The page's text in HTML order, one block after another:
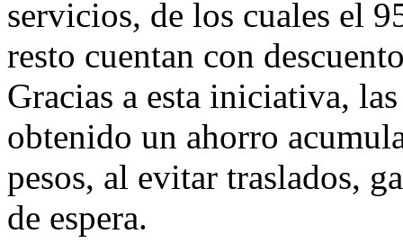
servicios, de los cuales el
resto cuentan con
Gracias a esta iniciativa,
obtenido un ahorro
pesos, al evitar traslados,
de espera.